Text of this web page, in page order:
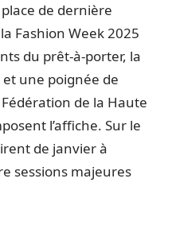
de dernière
Fashion Week 2025
du prêt-à-porter, la
une poignée de
de la Haute
l’affiche. Sur le
de janvier à
sessions majeures